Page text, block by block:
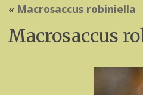
«Macrosaccus robiniella
Macrosaccus